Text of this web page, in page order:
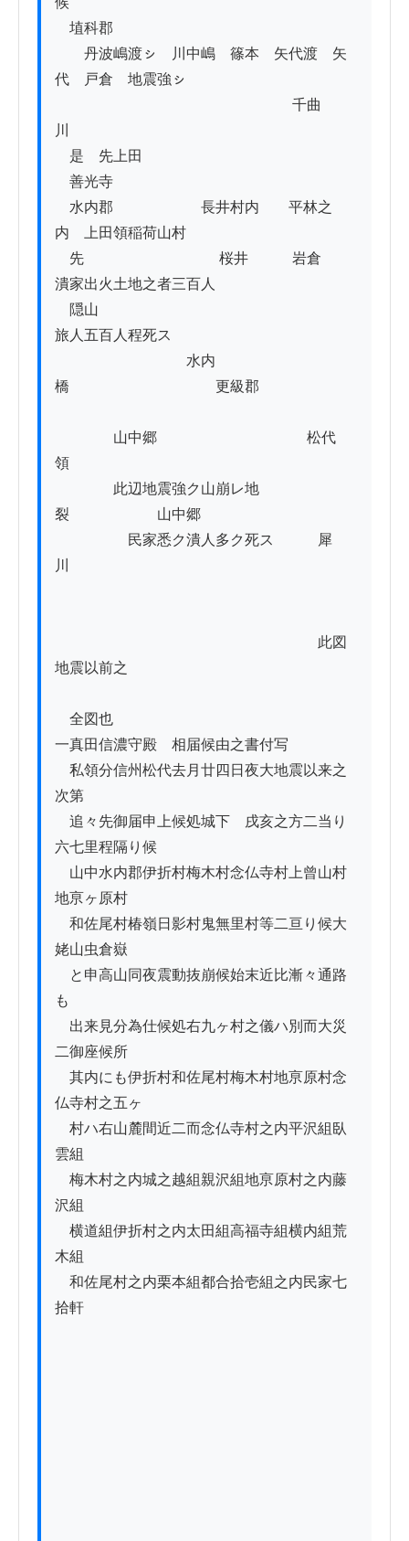
埴科郡
丹波嶋渡ㇱ　川中嶋　篠本　矢代渡　矢
代　戸倉　地震強ㇱ
千曲
川
是ゟ先上田
善光寺
水内郡　　　　　　長井村内　　平林之
内　上田領稲荷山村
先 　　　　　　　　　桜井　　　岩倉
潰家出火土地之者三百人
隠山
旅人五百人程死ス
水内
橋　　　　　　　　　　更級郡
山中郷 　　　　　　　　　　松代
領
此辺地震強ク山崩レ地
裂　　　　　　山中郷
民家悉ク潰人多ク死ス　　　犀
川
此図
地震以前之
全図也
一真田信濃守殿ゟ相届候由之書付写
私領分信州松代去月廿四日夜大地震以来之
次第
追々先御届申上候処城下ゟ戌亥之方二当り
六七里程隔り候
山中水内郡伊折村梅木村念仏寺村上曾山村
地亰ヶ原村
和佐尾村椿嶺日影村鬼無里村等二亘り候大
姥山虫倉嶽
と申高山同夜震動抜崩候始末近比漸々通路
も
出来見分為仕候処右九ヶ村之儀ハ別而大災
二御座候所
其内にも伊折村和佐尾村梅木村地亰原村念
仏寺村之五ヶ
村ハ右山麓間近二而念仏寺村之内平沢組臥
雲組
梅木村之内城之越組親沢組地亰原村之内藤
沢組
横道組伊折村之内太田組高福寺組横内組荒
木組
和佐尾村之内栗本組都合拾壱組之内民家七
拾軒